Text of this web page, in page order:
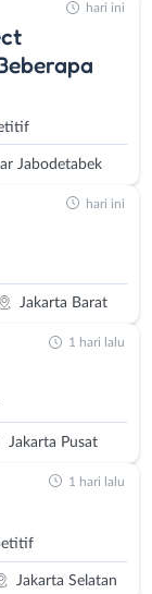
Jabodetabek
hari ini
Jakarta Barat
hari ini
Jakarta Pusat
1 hari lalu
Jakarta Selatan
1 hari lalu